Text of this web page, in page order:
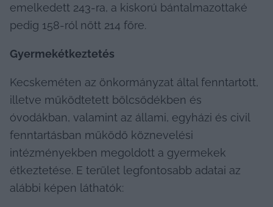
emelkedett 243-ra, a kiskorú bántalmazottaké
pedig 158-ról nőtt 214 főre.
Gyermekétkeztetés
Kecskeméten az önkormányzat által fenntartott,
illetve működtetett bölcsődékben és
óvodákban, valamint az állami, egyházi és civil
fenntartásban működő köznevelési
intézményekben megoldott a gyermekek
étkeztetése. E terület legfontosabb adatai az
alábbi képen láthatók: